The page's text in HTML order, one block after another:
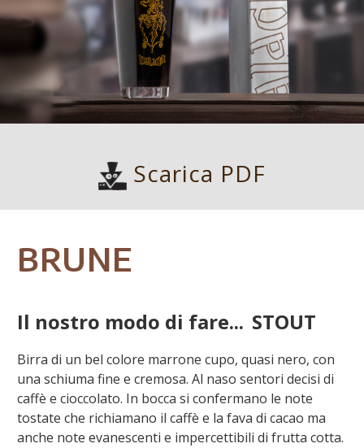
Scarica PDF
BRUNE
Il nostro modo di fare... STOUT
Birra di un bel colore marrone cupo, quasi nero, con
una schiuma fine e cremosa. Al naso sentori decisi di
caffè e cioccolato. In bocca si confermano le note
tostate che richiamano il caffè e la fava di cacao ma
anche note evanescenti e impercettibili di frutta cotta.